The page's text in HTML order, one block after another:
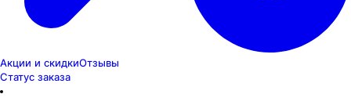
Акции и скидкиОтзывы
Статус заказа